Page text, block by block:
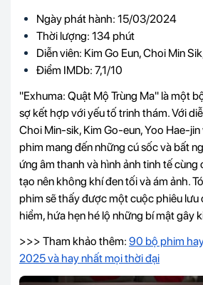
Ngày phát hành: 15/03/2024
Thời lượng: 134 phút
Diễn viên: Kim Go Eun, Choi Min
Điểm IMDb: 7,1/10
"Exhuma: Quật Mộ Trùng Ma" là một
sợ kết hợp với yếu tố trinh thám. Với
Choi Min-sik, Kim Go-eun, Yoo Hae-
phim mang đến những cú sốc và bất
ứng âm thanh và hình ảnh tinh tế cùng
tạo nên không khí đen tối và ám ảnh.
phim sẽ thấy được một cuộc phiêu lưu
hiểm, hứa hẹn hé lộ những bí mật gây
>>> Tham khảo thêm: 90 bộ phim
2025 và hay nhất mọi thời đại